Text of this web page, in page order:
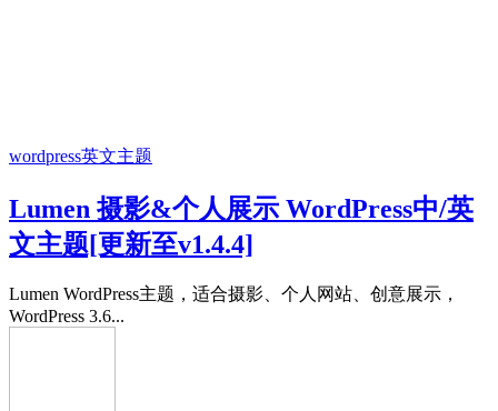
wordpress英文主题
Lumen 摄影&个人展示 WordPress中/英
文主题[更新至v1.4.4]
Lumen WordPress主题，适合摄影、个人网站、创意展示，
WordPress 3.6...